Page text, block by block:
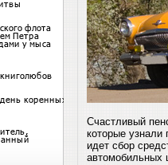
Счастливый
которые узнали
идет сбор
автомобильных